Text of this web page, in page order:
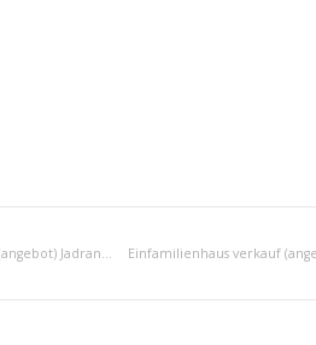
Einfamilienhaus verkauf (angebot) Jadranska Hrvatska